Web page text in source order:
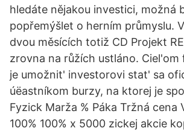
hledáte nějakou investici, možná
popřemýšlet o herním průmyslu.
dvou měsících totiž CD Projekt
zrovna na růžích ustláno. Ciel'om
je umožnit' investorovi stat' sa
úëastníkom burzy, na ktorej je
Fyzick Marža % Páka Tržná cena
100% 100% x 5000 zickej akcie